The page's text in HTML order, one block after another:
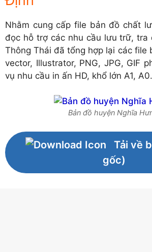
Xã Nghĩa Lạc
Đơn vị hành chính cũ hiện không
Xã Nghĩa Phúc
Xã
Nhằm cung cấp file bản đồ chất
đọc hỗ trợ các nhu cầu lưu trữ, tra
Thông Thái đã tổng hợp lại các file
vector, Illustrator, PNG, JPG, GIF
vụ nhu cầu in ấn HD, khổ lớn A1, A0.
Bản đồ huyện Nghĩa
Tải về
gốc)